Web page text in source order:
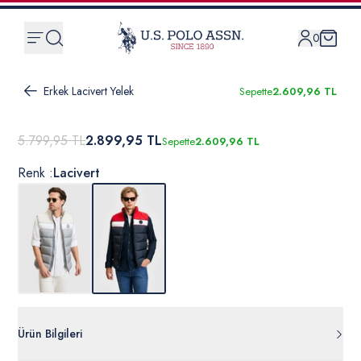
0
Erkek Lacivert Yelek Sepette2.609,96 TL
5.799,95 TL2.899,95 TLSepette2.609,96 TL
Renk :Lacivert
Ürün Bilgileri